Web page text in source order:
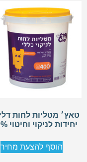
יחידות לניקוי וחיטוי 99.9%
הוסף להצעת מחיר